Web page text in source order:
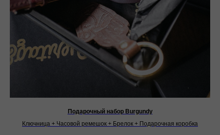
Подарочный набор Burgundy
Ключница + Часовой ремешок + Брелок + Подарочная коробка